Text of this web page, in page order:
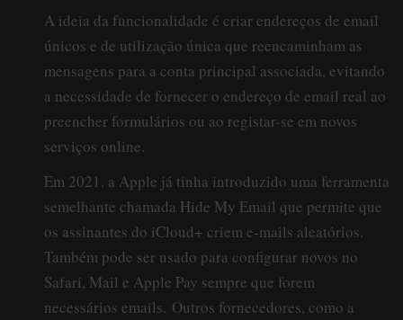
A ideia da funcionalidade é criar endereços de email
únicos e de utilização única que reencaminham as
mensagens para a conta principal associada, evitando
a necessidade de fornecer o endereço de email real ao
preencher formulários ou ao registar-se em novos
serviços online.
Em 2021, a Apple já tinha introduzido uma ferramenta
semelhante chamada Hide My Email que permite que
os assinantes do iCloud+ criem e-mails aleatórios.
Também pode ser usado para configurar novos no
Safari, Mail e Apple Pay sempre que forem
necessários emails. Outros fornecedores, como a